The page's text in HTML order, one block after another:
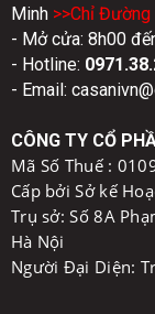
Minh >>Chỉ Đường
- Mở cửa: 8h00
- Hotline:
- Email:
CÔNG TY CỔ
Mã Số Thuế :
Cấp bởi Sở kế
Trụ sở: Số 8A
Hà Nội
Người Đại Diện: